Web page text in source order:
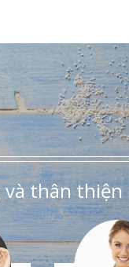
và thân thiện